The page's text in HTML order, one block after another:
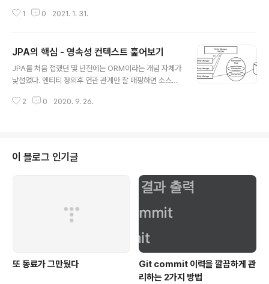
위로 리뷰하기 어려웠다. 또한 commit 단위로 수정 이력
법은 2가지가 있다. 1. git stash 현재 작업중인 파일의 sn
apshot을 스테이징 영역에 잠시 보관해두는 명령이다. 개
인적으로는 현재 브랜치의 작업이 완료되지 않은 상태에서
쓴다. 처음에는 이 명령어를 사용하면서도 혹시나 스테이
1 0 2021. 1. 31.
JPA의 핵심 - 영속성 컨텍스트 훑어보기
JPA를 처음 접했던 몇 년전에는 ORM이라는 개념 자체가
낯설었다. 엔티티 정의후 연관 관계만 잘 매핑하면 소스에
하다고 생각했는데, 알고보니 주인공은 영속성 컨텍스트였
에 관여하며 엔티티와 관련된 모든 일을 처리한다. 자바 O
RM 표준 JPA 프로그래밍이라는 책에서 김영한님은 엔티
티 매니저를 가상의 데이터베이스로 생각하자고 하셨다.
실제 DB에 쿼리가 날아가기 전에, 엔티티와 관련된 모든
다. 스프링에 익숙하신 분이라..
2 0 2020. 9. 26.
이 블로그 인기글
또 동료가 그만뒀다
Git commit 이력을 깔끔하게 관
리하는 2가지 방법